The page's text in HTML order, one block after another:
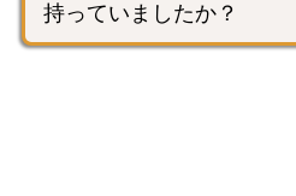
持っていましたか？